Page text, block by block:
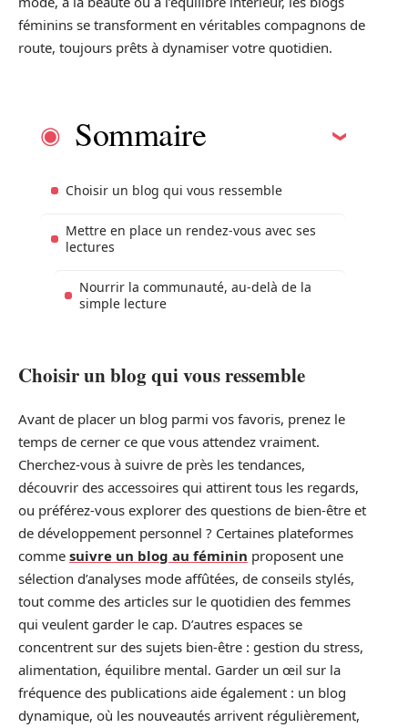
féminins se transforment en véritables compagnons de
route, toujours prêts à dynamiser votre quotidien.
Sommaire
Choisir un blog qui vous ressemble
Mettre en place un rendez-vous avec ses
lectures
Nourrir la communauté, au-delà de la
simple lecture
Choisir un blog qui vous ressemble
Avant de placer un blog parmi vos favoris, prenez le
temps de cerner ce que vous attendez vraiment.
Cherchez-vous à suivre de près les tendances,
découvrir des accessoires qui attirent tous les regards,
ou préférez-vous explorer des questions de bien-être et
de développement personnel ? Certaines plateformes
comme suivre un blog au féminin proposent une
sélection d’analyses mode affûtées, de conseils stylés,
tout comme des articles sur le quotidien des femmes
qui veulent garder le cap. D’autres espaces se
concentrent sur des sujets bien-être : gestion du stress,
alimentation, équilibre mental. Garder un œil sur la
fréquence des publications aide également : un blog
dynamique, où les nouveautés arrivent régulièrement,